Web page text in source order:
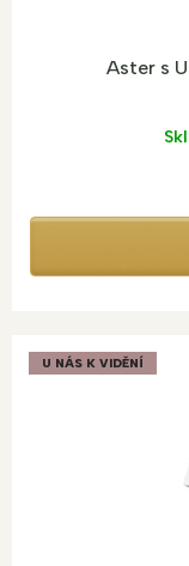
Aster s
U NÁS K VIDĚNÍ